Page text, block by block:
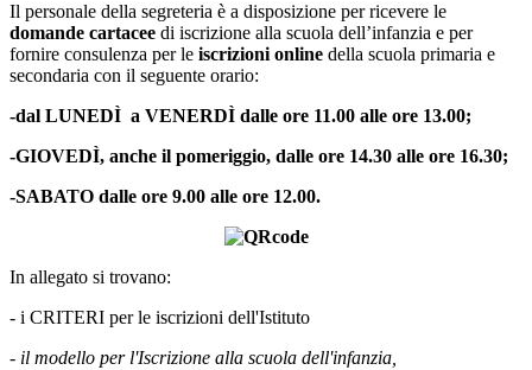
Il personale della segreteria è a disposizione per ricevere le
domande cartacee di iscrizione alla scuola dell’infanzia e per
fornire consulenza per le iscrizioni online della scuola primaria e
secondaria con il seguente orario:
-dal LUNEDÌ a VENERDÌ dalle ore 11.00 alle ore 13.00;
-GIOVEDÌ, anche il pomeriggio, dalle ore 14.30 alle ore 16.30;
-SABATO dalle ore 9.00 alle ore 12.00.
In allegato si trovano:
- i CRITERI per le iscrizioni dell'Istituto
- il modello per l'Iscrizione alla scuola dell'infanzia,